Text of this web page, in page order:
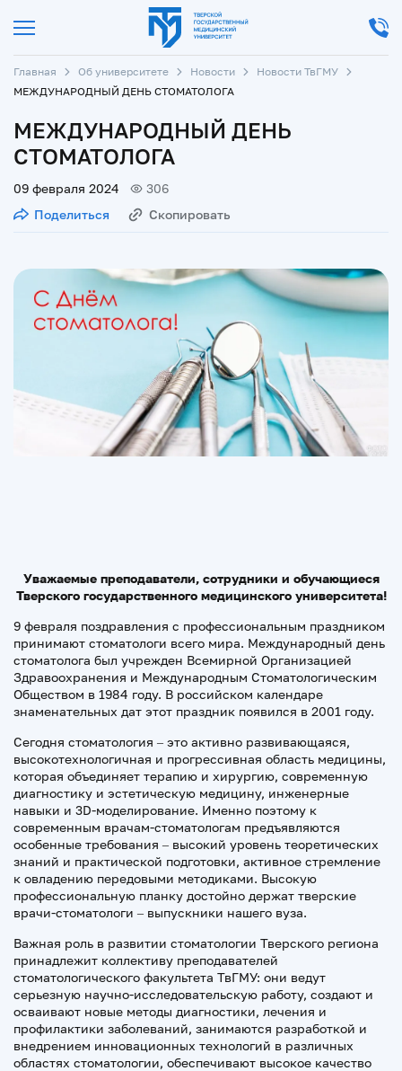
Главная Об университете Новости
Новости ТвГМУ
МЕЖДУНАРОДНЫЙ ДЕНЬ СТОМАТОЛОГА
МЕЖДУНАРОДНЫЙ ДЕНЬ
СТОМАТОЛОГА
09 февраля 2024
306
Поделиться
Скопировать
Уважаемые преподаватели, сотрудники и обучающиеся
Тверского государственного медицинского университета!
9 февраля поздравления с профессиональным праздником
принимают стоматологи всего мира. Международный день
стоматолога был учрежден Всемирной Организацией
Здравоохранения и Международным Стоматологическим
Обществом в 1984 году. В российском календаре
знаменательных дат этот праздник появился в 2001 году.
Сегодня стоматология – это активно развивающаяся,
высокотехнологичная и прогрессивная область медицины,
которая объединяет терапию и хирургию, современную
диагностику и эстетическую медицину, инженерные
навыки и 3D-моделирование. Именно поэтому к
современным врачам-стоматологам предъявляются
особенные требования – высокий уровень теоретических
знаний и практической подготовки, активное стремление
к овладению передовыми методиками. Высокую
профессиональную планку достойно держат тверские
врачи-стоматологи – выпускники нашего вуза.
Важная роль в развитии стоматологии Тверского региона
принадлежит коллективу преподавателей
стоматологического факультета ТвГМУ: они ведут
серьезную научно-исследовательскую работу, создают и
осваивают новые методы диагностики, лечения и
профилактики заболеваний, занимаются разработкой и
внедрением инновационных технологий в различных
областях стоматологии, обеспечивают высокое качество